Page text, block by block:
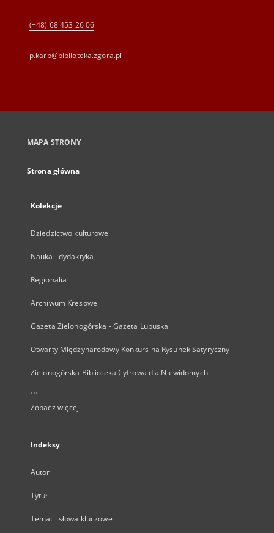
(+48) 68 453 26 06
p.karp@biblioteka.zgora.pl
MAPA STRONY
Strona główna
Kolekcje
Dziedzictwo kulturowe
Nauka i dydaktyka
Regionalia
Archiwum Kresowe
Gazeta Zielonogórska - Gazeta Lubuska
Otwarty Międzynarodowy Konkurs na Rysunek Satyryczny
Zielonogórska Biblioteka Cyfrowa dla Niewidomych
...
Zobacz więcej
Indeksy
Autor
Tytuł
Temat i słowa kluczowe